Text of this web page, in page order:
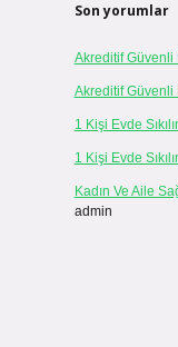
Son yorumlar
Akreditif Güvenli
Akreditif Güvenli
1 Kişi Evde
1 Kişi Evde
Kadın Ve Aile
admin